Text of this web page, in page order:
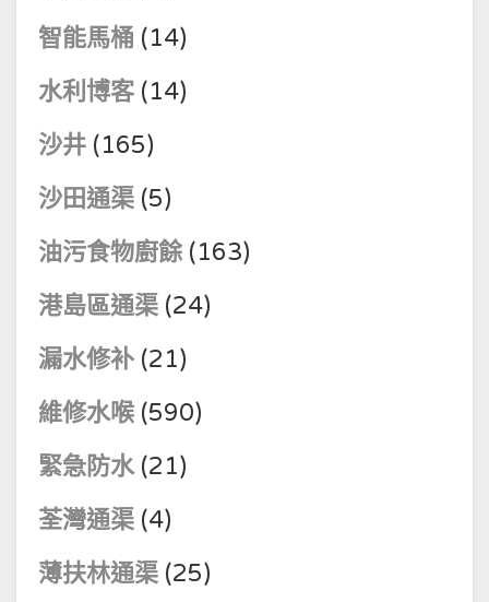
智能馬桶 (14)
水利博客(14)
沙井 (165)
沙田通渠 (5)
油污食物廚餘(163)
港島區通渠 (24)
漏水修补 (21)
維修水喉 (590)
緊急防水(21)
荃灣通渠 (4)
薄扶林通渠 (25)